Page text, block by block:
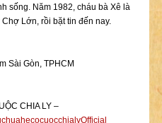
sống. Năm 1982, cháu bà Xê là
Lớn, rồi bặt tin đến nay.
Sài Gòn, TPHCM
CHIA LY –